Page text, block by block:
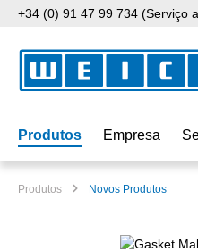
o conteúdo principal
Saltar para a pesquisa
Saltar para a navegação
+34 (0) 91 47 99 734 (Serviço
Produtos Empresa
Produtos Novos Produtos
Ignorar galeria de imagens